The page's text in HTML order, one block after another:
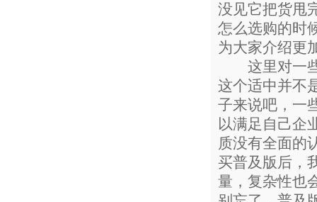
没见它把货甩
怎么选购的时
为大家介绍更
这里对一些
这个适中并不
子来说吧，一
以满足自己企
质没有全面的
买普及版后，
量，复杂性也